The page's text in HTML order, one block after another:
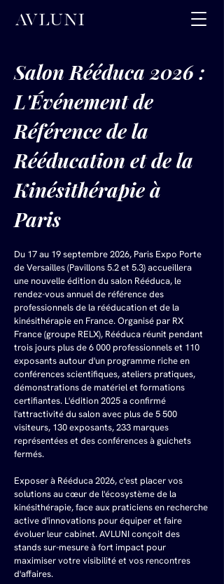
Salon Rééduca 2026 :
L'Événement de
Référence de la
Rééducation et de la
Kinésithérapie à
Paris
Du 17 au 19 septembre 2026, Paris Expo Porte
de Versailles (Pavillons 5.2 et 5.3) accueillera
une nouvelle édition du salon Rééduca, le
rendez-vous annuel de référence des
professionnels de la rééducation et de la
kinésithérapie en France. Organisé par RX
France (groupe RELX), Rééduca réunit pendant
trois jours plus de 6 000 professionnels et 110
exposants autour d'un programme riche en
conférences scientifiques, ateliers pratiques,
démonstrations de matériel et formations
certifiantes. L'édition 2025 a confirmé
l'attractivité du salon avec plus de 5 500
visiteurs, 130 exposants, 233 marques
représentées et des conférences à guichets
fermés.
Exposer à Rééduca 2026, c'est placer vos
solutions au cœur de l'écosystème de la
kinésithérapie, face aux praticiens en recherche
active d'innovations pour équiper et faire
évoluer leur cabinet. AVLUNI conçoit des
stands sur-mesure à fort impact pour
maximiser votre visibilité et vos rencontres
d'affaires.